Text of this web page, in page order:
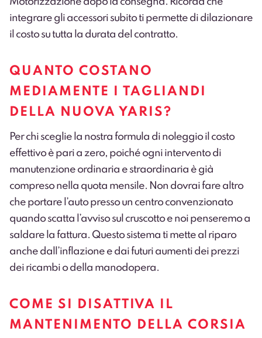
integrare gli accessori subito ti permette di dilazionare
il costo su tutta la durata del contratto.
QUANTO COSTANO
MEDIAMENTE I TAGLIANDI
DELLA NUOVA YARIS?
Per chi sceglie la nostra formula di noleggio il costo
effettivo è pari a zero, poiché ogni intervento di
manutenzione ordinaria e straordinaria è già
compreso nella quota mensile. Non dovrai fare altro
che portare l’auto presso un centro convenzionato
quando scatta l’avviso sul cruscotto e noi penseremo a
saldare la fattura. Questo sistema ti mette al riparo
anche dall’inflazione e dai futuri aumenti dei prezzi
dei ricambi o della manodopera.
COME SI DISATTIVA IL
MANTENIMENTO DELLA CORSIA